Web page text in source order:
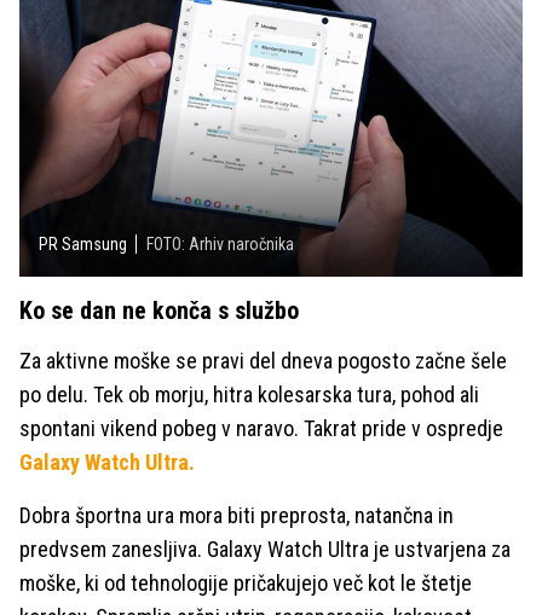
PR Samsung FOTO: Arhiv naročnika
Ko se dan ne konča s službo
Za aktivne moške se pravi del dneva pogosto začne šele
po delu. Tek ob morju, hitra kolesarska tura, pohod ali
spontani vikend pobeg v naravo. Takrat pride v ospredje
Galaxy Watch Ultra.
Dobra športna ura mora biti preprosta, natančna in
predvsem zanesljiva. Galaxy Watch Ultra je ustvarjena za
moške, ki od tehnologije pričakujejo več kot le štetje